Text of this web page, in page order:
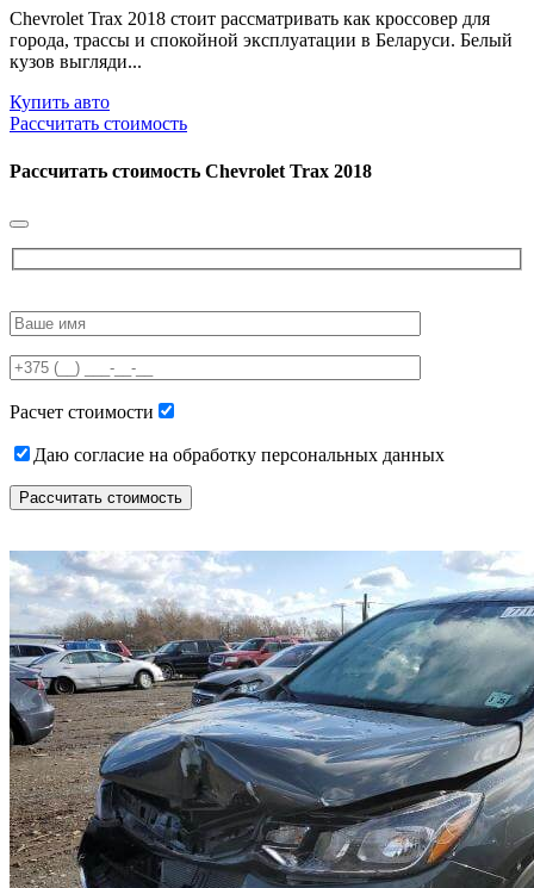
Chevrolet Trax 2018 стоит рассматривать как кроссовер для
города, трассы и спокойной эксплуатации в Беларуси. Белый
кузов выгляди...
Купить авто
Рассчитать стоимость
Рассчитать стоимость Chevrolet Trax 2018
leave
field
Расчет стоимости
Даю согласие на обработку персональных данных